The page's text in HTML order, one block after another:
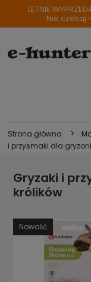
LETNIE
Nie czekaj
Strona główna >
i przysmaki dla
Gryzaki i
królików
Nowość